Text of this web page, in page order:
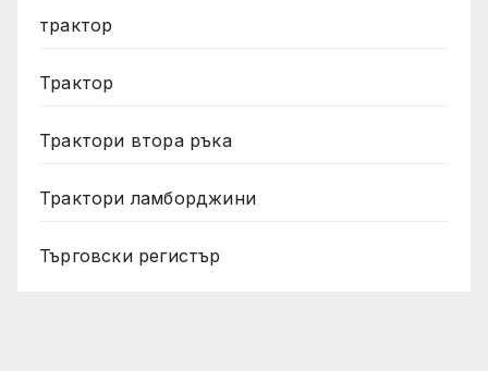
трактор
Трактор
Трактори втора ръка
Трактори ламборджини
Търговски регистър